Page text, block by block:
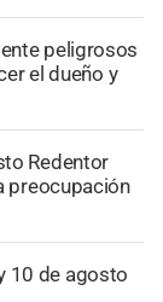
peligrosos
el dueño y
Redentor
preocupación
10 de agosto